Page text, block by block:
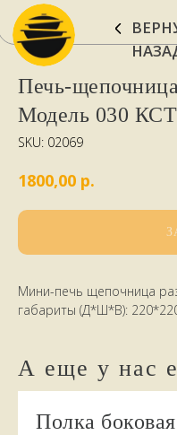
ВЕРНУТЬСЯ
НАЗАД
Печь-
Модель 030 КСТ
SKU: 02069
1800,00 р.
Мини-печь щепочница
габариты (Д*Ш*В):
А еще у нас
Полка